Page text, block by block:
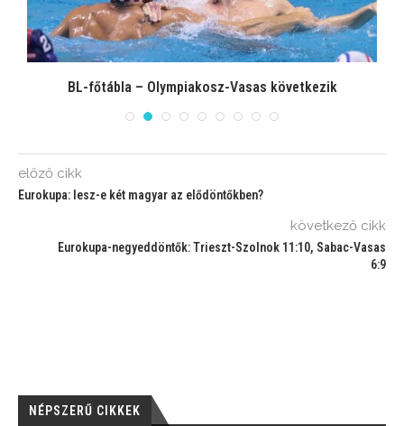
BL-főtábla – Olympiakosz-Vasas következik
előző cikk
Eurokupa: lesz-e két magyar az elődöntőkben?
következő cikk
Eurokupa-negyeddöntők: Trieszt-Szolnok 11:10, Sabac-Vasas
6:9
NÉPSZERŰ CIKKEK